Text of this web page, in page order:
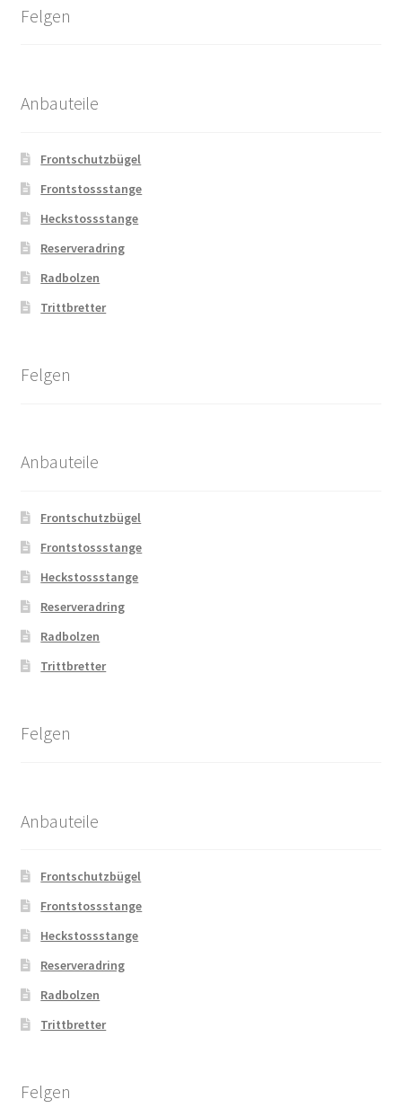
Felgen
Anbauteile
Frontschutzbügel
Frontstossstange
Heckstossstange
Reserveradring
Radbolzen
Trittbretter
Felgen
Anbauteile
Frontschutzbügel
Frontstossstange
Heckstossstange
Reserveradring
Radbolzen
Trittbretter
Felgen
Anbauteile
Frontschutzbügel
Frontstossstange
Heckstossstange
Reserveradring
Radbolzen
Trittbretter
Felgen